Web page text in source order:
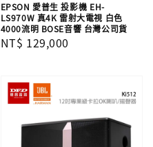
EPSON 愛普生 投影機 EH-
LS970W 真4K 雷射大電視 白色
4000流明 BOSE音響 台灣公司貨
Regular
NT$ 129,000